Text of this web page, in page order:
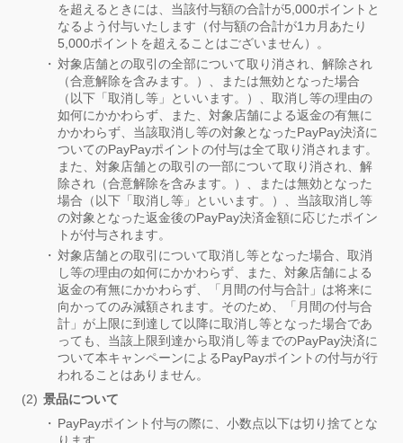
を超えるときには、当該付与額の合計が5,000ポイントと
なるよう付与いたします（付与額の合計が1カ月あたり
5,000ポイントを超えることはございません）。
対象店舗との取引の全部について取り消され、解除され
（合意解除を含みます。）、または無効となった場合
（以下「取消し等」といいます。）、取消し等の理由の
如何にかかわらず、また、対象店舗による返金の有無に
かかわらず、当該取消し等の対象となったPayPay決済に
ついてのPayPayポイントの付与は全て取り消されます。
また、対象店舗との取引の一部について取り消され、解
除され（合意解除を含みます。）、または無効となった
場合（以下「取消し等」といいます。）、当該取消し等
の対象となった返金後のPayPay決済金額に応じたポイン
トが付与されます。
対象店舗との取引について取消し等となった場合、取消
し等の理由の如何にかかわらず、また、対象店舗による
返金の有無にかかわらず、「月間の付与合計」は将来に
向かってのみ減額されます。そのため、「月間の付与合
計」が上限に到達して以降に取消し等となった場合であ
っても、当該上限到達から取消し等までのPayPay決済に
ついて本キャンペーンによるPayPayポイントの付与が行
われることはありません。
景品について
PayPayポイント付与の際に、小数点以下は切り捨てとな
ります。